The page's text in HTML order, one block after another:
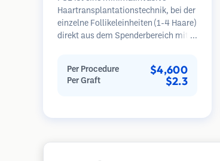
Haartransplantationstechnik, bei der
einzelne Follikeleinheiten (1-4 Haare)
direkt aus dem Spenderbereich mit
werden dann in die
Empfängerbereiche in kahlen Zonen
Per Procedure $4,600
Per Graft $2.3